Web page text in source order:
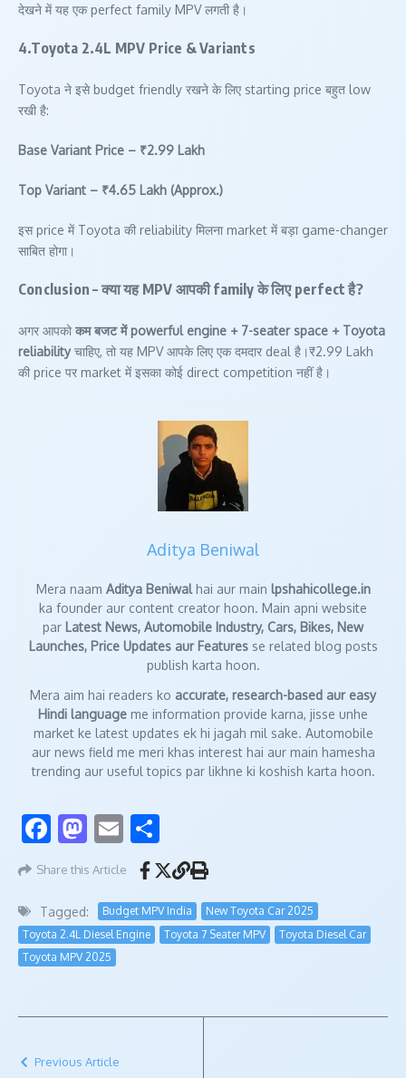
देखने में यह एक perfect family MPV लगती है।
4.Toyota 2.4L MPV Price & Variants
Toyota ने इसे budget friendly रखने के लिए starting price बहुत low
रखी है:
Base Variant Price – ₹2.99 Lakh
Top Variant – ₹4.65 Lakh (Approx.)
इस price में Toyota की reliability मिलना market में बड़ा game-changer
साबित होगा।
Conclusion – क्या यह MPV आपकी family के लिए perfect है?
अगर आपको कम बजट में powerful engine + 7-seater space + Toyota
reliabilityचाहिए, तो यह MPV आपके लिए एक दमदार deal है।₹2.99 Lakh
की price पर market में इसका कोई direct competition नहीं है।
Aditya Beniwal
Mera naam Aditya Beniwalhai aur main lpshahicollege.in
ka founder aur content creator hoon. Main apni website
par Latest News, Automobile Industry, Cars, Bikes, New
Launches, Price Updates aur Featuresse related blog posts
publish karta hoon.
Mera aim hai readers ko accurate, research-based aur easy
Hindi language me information provide karna, jisse unhe
market ke latest updates ek hi jagah mil sake. Automobile
aur news field me meri khas interest hai aur main hamesha
trending aur useful topics par likhne ki koshish karta hoon.
Facebook
Mastodon
Email
Share this Article
Tagged: Budget MPV India
New Toyota Car 2025
Toyota 2.4L Diesel Engine
Toyota 7 Seater MPV
Toyota Diesel Car
Toyota MPV 2025
Previous Article